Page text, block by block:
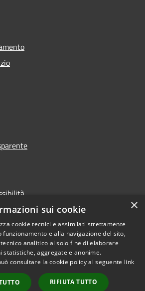
Copyright © 2026 • Comune di
Calcio • Powered by
Municipium•Accesso
redazione
×
sui cookie
cookie tecnici e assimilati strettamente
funzionamento e alla navigazione del sito,
analitico al solo fine di elaborare
statistiche, aggregate e anonime.
consultare la cookie policy al seguente link
RIFIUTA TUTTO